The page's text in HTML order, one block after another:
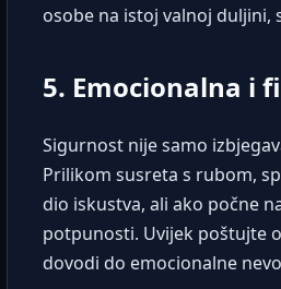
osobe na istoj valnoj duljini,
5. Emocionalna i
Sigurnost nije samo
Prilikom susreta s rubom,
dio iskustva, ali ako počne
potpunosti. Uvijek poštujte
dovodi do emocionalne